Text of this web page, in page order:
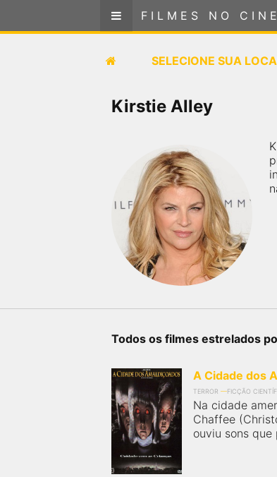
FILMES NO
SELECIONE SUA
Kirstie Alley
Todos os filmes estrelados
A Cidade dos
TERROR FICÇÃO
Na cidade
Chaffee
ouviu sons que
FILMES NO CINEMA
SELECIONE SUA LOCALIZAÇÃO
é o maior localizador de
sobre cinemas, horários, assistir aos trailers e muito